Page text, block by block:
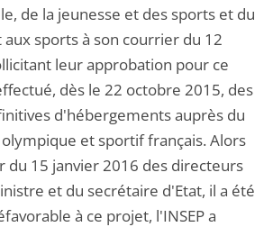
de la jeunesse et des sports et du
sports à son courrier du 12
leur approbation pour ce
dès le 22 octobre 2015, des
d'hébergements auprès du
et sportif français. Alors
du 15 janvier 2016 des directeurs
et du secrétaire d'Etat, il a été
à ce projet, l'INSEP a